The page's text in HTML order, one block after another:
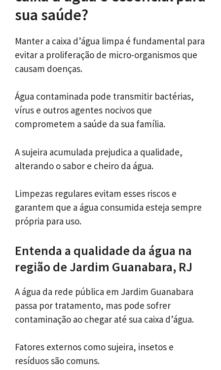
sua saúde?
Manter a caixa d’água limpa é fundamental para
evitar a proliferação de micro-organismos que
causam doenças.
Água contaminada pode transmitir bactérias,
vírus e outros agentes nocivos que
comprometem a saúde da sua família.
A sujeira acumulada prejudica a qualidade,
alterando o sabor e cheiro da água.
Limpezas regulares evitam esses riscos e
garantem que a água consumida esteja sempre
própria para uso.
Entenda a qualidade da água na
região de Jardim Guanabara, RJ
A água da rede pública em Jardim Guanabara
passa por tratamento, mas pode sofrer
contaminação ao chegar até sua caixa d’água.
Fatores externos como sujeira, insetos e
resíduos são comuns.